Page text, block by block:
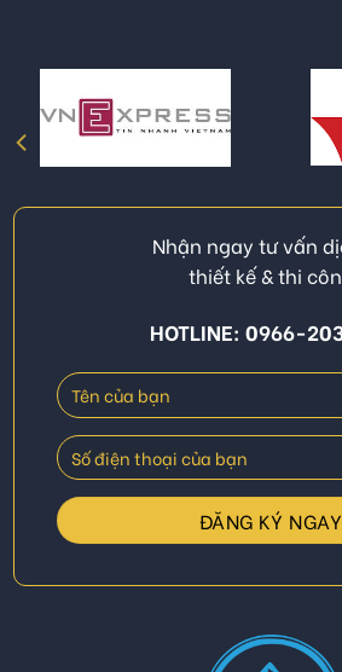
Nhận ngay tư vấn
thiết kế & thi
HOTLINE: 0966-